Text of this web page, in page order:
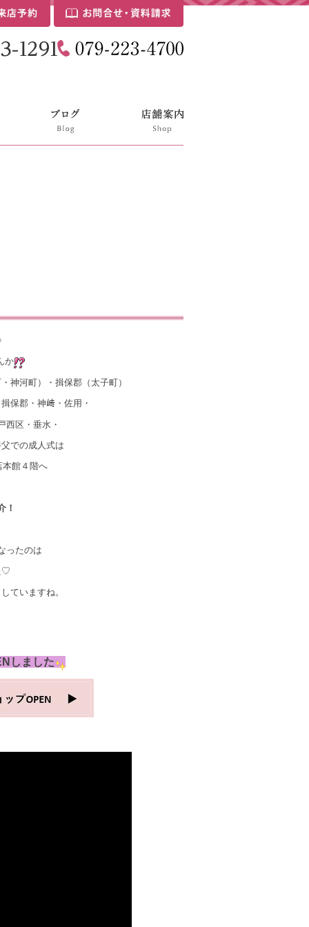
か
神河町）・揖保郡（太子町）
保郡・神﨑・佐用・
西区・垂水・
での成人式は
本館４階へ
！
ったのは
♡
ていますね。
しました